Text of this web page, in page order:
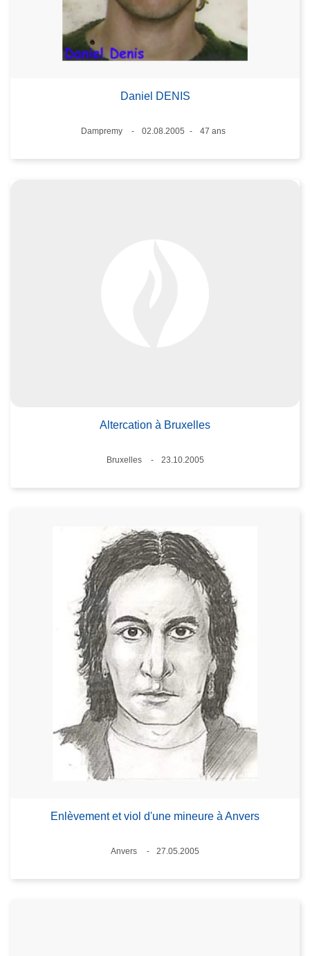
Daniel DENIS
Lieux
Dampremy
02.08.2005
47 ans
Altercation à Bruxelles
Lieux
Bruxelles
23.10.2005
Enlèvement et viol d'une mineure à Anvers
Lieux
Anvers
27.05.2005